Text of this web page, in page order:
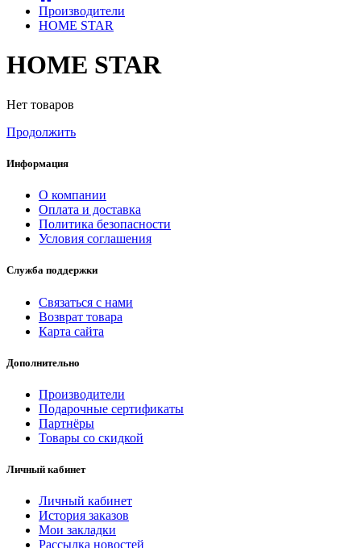
Производители
HOME STAR
HOME STAR
Нет товаров
Продолжить
Информация
О компании
Оплата и доставка
Политика безопасности
Условия соглашения
Служба поддержки
Связаться с нами
Возврат товара
Карта сайта
Дополнительно
Производители
Подарочные сертификаты
Партнёры
Товары со скидкой
Личный кабинет
Личный кабинет
История заказов
Мои закладки
Рассылка новостей